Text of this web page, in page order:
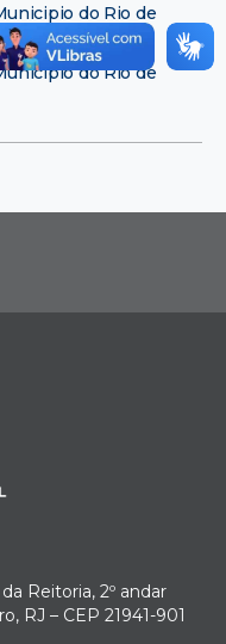
do Rio de
do Rio de
Reitoria, 2º andar
RJ – CEP 21941-901